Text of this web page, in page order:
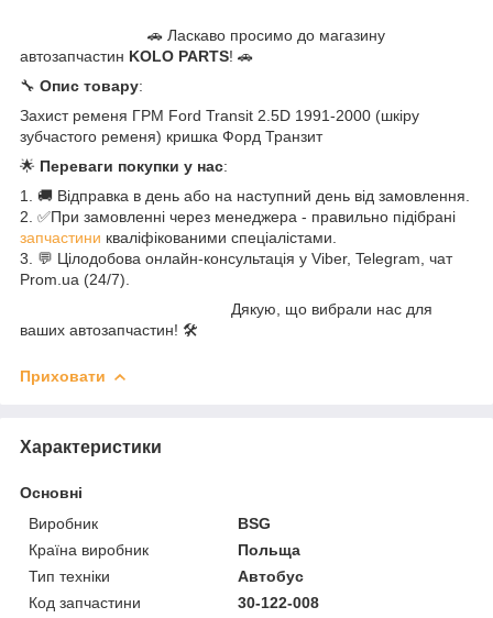
🚗 Ласкаво просимо до магазину
автозапчастин KOLO PARTS! 🚗
🔧 Опис товару:
Захист ременя ГРМ Ford Transit 2.5D 1991-2000 (шкіру
зубчастого ременя) кришка Форд Транзит
🌟 Переваги покупки у нас:
1. 🚚 Відправка в день або на наступний день від замовлення.
2. ✅При замовленні через менеджера - правильно підібрані
запчастини кваліфікованими спеціалістами.
3. 💬 Цілодобова онлайн-консультація у Viber, Telegram, чат
Prom.ua (24/7).
Дякую, що вибрали нас для
ваших автозапчастин! 🛠️
Приховати
Характеристики
Основні
Виробник
BSG
Країна виробник
Польща
Тип техніки
Автобус
Код запчастини
30-122-008